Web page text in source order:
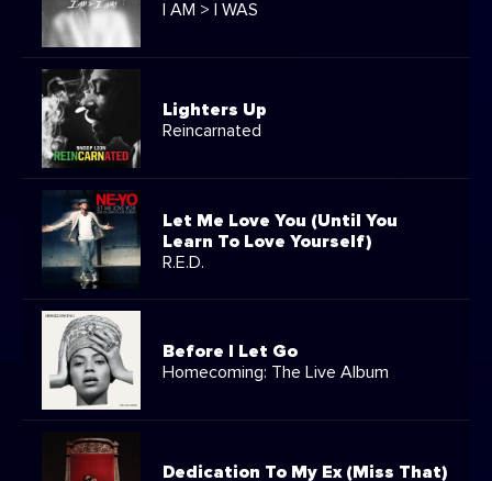
I AM > I WAS
Lighters Up
Reincarnated
Let Me Love You (Until You
Learn To Love Yourself)
R.E.D.
Before I Let Go
Homecoming: The Live Album
Dedication To My Ex (Miss That)